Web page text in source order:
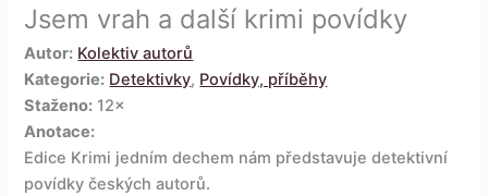
Jsem vrah a další krimi povídky
Autor: Kolektiv autorů
Kategorie: Detektivky, Povídky, příběhy
Staženo: 12×
Anotace:
Edice Krimi jedním dechem nám představuje detektivní
povídky českých autorů.